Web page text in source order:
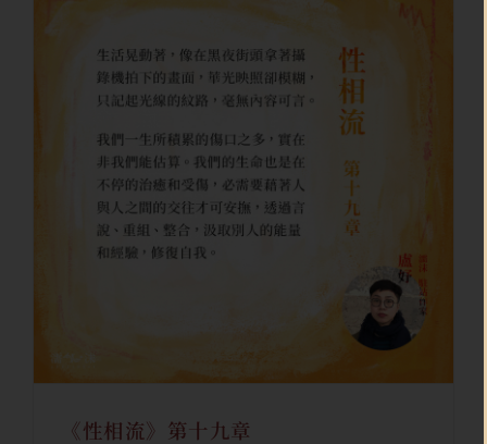
《性相流》第十九章
盧妤 駐站創作
《性相流》第十九章